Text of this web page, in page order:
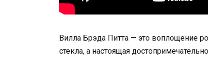
Вилла Брэда Питта — это воплощение
стекла, а настоящая